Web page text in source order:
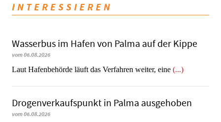
INTERESSIEREN
Wasserbus im Hafen von Palma auf der Kippe
vom 06.08.2026
Laut Hafenbehörde läuft das Verfahren weiter, eine (...)
Dro­gen­ver­kaufs­punkt in Palma ausgehoben
vom 06.08.2026